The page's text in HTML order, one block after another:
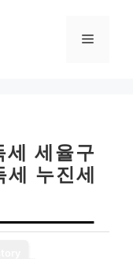
메
세 세율구
누진세